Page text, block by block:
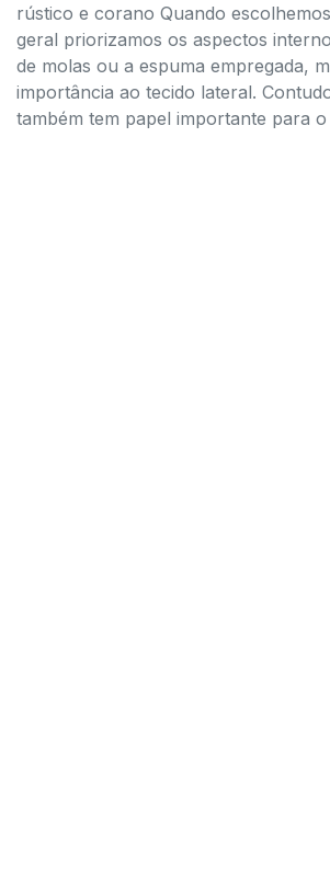
rústico e corano Quando
geral priorizamos os aspectos
de molas ou a espuma empregada,
importância ao tecido lateral.
também tem papel importante para